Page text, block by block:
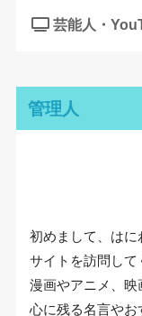
芸能人・
管理人
初めまして、はに
サイトを訪問して
漫画やアニメ、映
心に残る名言やお